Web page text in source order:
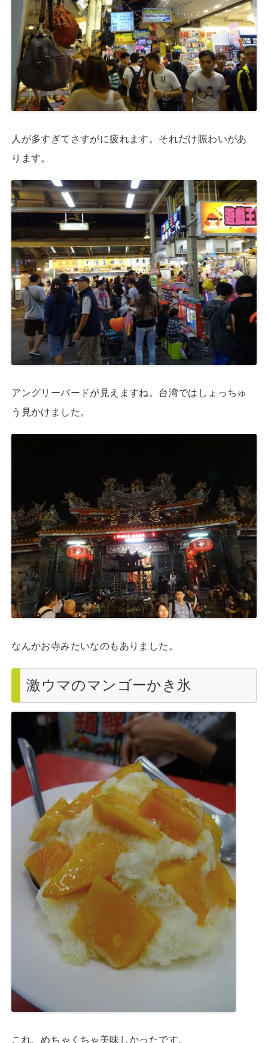
人が多すぎてさすがに疲れます。それだけ賑わいがあ
ります。
アングリーバードが見えますね。台湾ではしょっちゅ
う見かけました。
なんかお寺みたいなのもありました。
激ウマのマンゴーかき氷
これ、めちゃくちゃ美味しかったです。